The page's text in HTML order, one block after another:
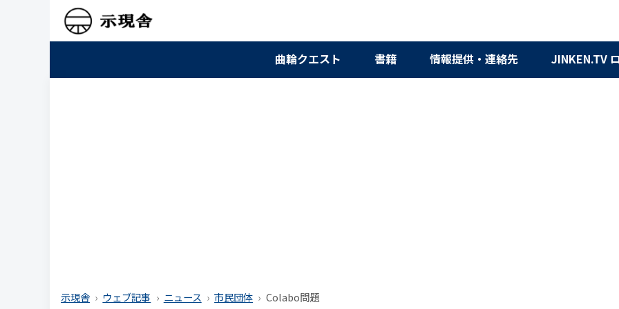
曲輪クエスト 書籍 情報提供・連絡先 JINKEN.TV
示現舎 ウェブ記事 ニュース 市民団体 Colabo問題